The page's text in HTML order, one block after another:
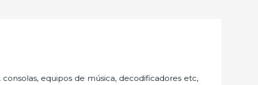
equipos de música, decodificadores etc,